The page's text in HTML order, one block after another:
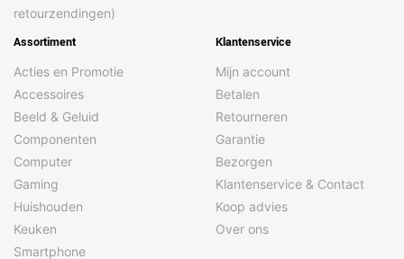
retourzendingen)
Assortiment
Acties en Promotie
Accessoires
Beeld & Geluid
Componenten
Computer
Gaming
Huishouden
Keuken
Smartphone
Klantenservice
Mijn account
Betalen
Retourneren
Garantie
Bezorgen
Klantenservice & Contact
Koop advies
Over ons